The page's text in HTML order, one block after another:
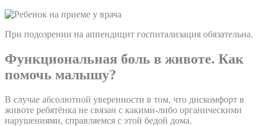
При подозрении на аппендицит госпитализация обязательна.
Функциональная боль в животе. Как
помочь малышу?
В случае абсолютной уверенности в том, что дискомфорт в
животе ребятёнка не связан с какими-либо органическими
нарушениями, справляемся с этой бедой дома.